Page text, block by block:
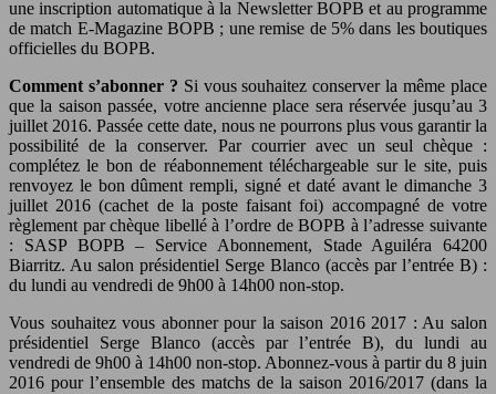
une inscription automatique à la Newsletter BOPB et au programme
de match E-Magazine BOPB ; une remise de 5% dans les boutiques
officielles du BOPB.
Comment s’abonner ? Si vous souhaitez conserver la même place
que la saison passée, votre ancienne place sera réservée jusqu’au 3
juillet 2016. Passée cette date, nous ne pourrons plus vous garantir la
possibilité de la conserver. Par courrier avec un seul chèque :
complétez le bon de réabonnement téléchargeable sur le site, puis
renvoyez le bon dûment rempli, signé et daté avant le dimanche 3
juillet 2016 (cachet de la poste faisant foi) accompagné de votre
règlement par chèque libellé à l’ordre de BOPB à l’adresse suivante
: SASP BOPB – Service Abonnement, Stade Aguiléra 64200
Biarritz. Au salon présidentiel Serge Blanco (accès par l’entrée B) :
du lundi au vendredi de 9h00 à 14h00 non-stop.
Vous souhaitez vous abonner pour la saison 2016 2017 : Au salon
présidentiel Serge Blanco (accès par l’entrée B), du lundi au
vendredi de 9h00 à 14h00 non-stop. Abonnez-vous à partir du 8 juin
2016 pour l’ensemble des matchs de la saison 2016/2017 (dans la